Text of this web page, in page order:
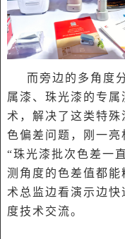
而旁边的多角度
属漆、珠光漆的专
术，解决了这类特殊
色偏差问题，刚一亮
“珠光漆批次色差一
测角度的色差值都能
术总监边看演示边
度技术交流。